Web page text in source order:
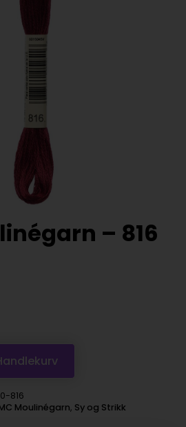
– 816
816
Moulinégarn, Sy og Strikk